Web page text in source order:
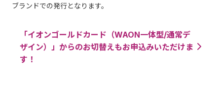
ブランドでの発行となります。
「イオンゴールドカード（WAON一体型/通常デ
ザイン）」からのお切替えもお申込みいただけま
す！